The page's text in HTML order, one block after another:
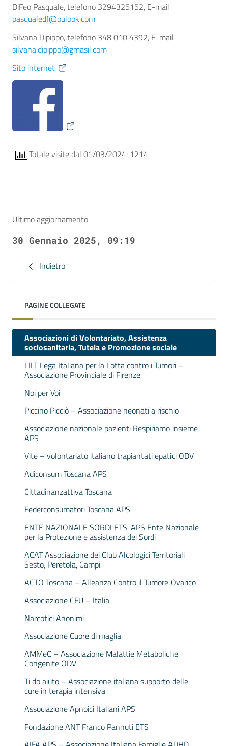
Indietro
PAGINE COLLEGATE
Associazioni di Volontariato, Assistenza
sociosanitaria, Tutela e Promozione sociale
LILT Lega Italiana per la Lotta contro i Tumori –
Associazione Provinciale di Firenze
Noi per Voi
Piccino Picciò – Associazione neonati a rischio
Associazione nazionale pazienti Respiriamo insieme
APS
Vite – volontariato italiano trapiantati epatici ODV
Adiconsum Toscana APS
Cittadinanzattiva Toscana
Federconsumatori Toscana APS
ENTE NAZIONALE SORDI ETS-APS Ente Nazionale
per la Protezione e assistenza dei Sordi
ACAT Associazione dei Club Alcologici Territoriali
Sesto, Peretola, Campi
ACTO Toscana – Alleanza Contro il Tumore Ovarico
Associazione CFU – Italia
Narcotici Anonimi
Associazione Cuore di maglia
AMMeC – Associazione Malattie Metaboliche
Congenite ODV
Ti do aiuto – Associazione italiana supporto delle
cure in terapia intensiva
Associazione Apnoici Italiani APS
Fondazione ANT Franco Pannuti ETS
DiFeo Pasquale, telefono 3294325152, E-mail
pasqualedf@oulook.com
Silvana Dipippo, telefono 348 010 4392, E-mail
silvana.dipippo@gmasil.com
Sito internet
Totale visite dal 01/03/2024: 1214
Ultimo aggiornamento
30 Gennaio 2025, 09:19